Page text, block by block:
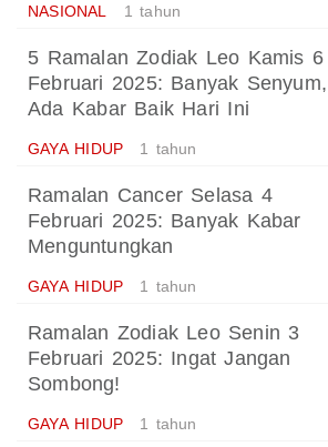
NASIONAL 1 tahun
5 Ramalan Zodiak Leo Kamis 6
Februari 2025: Banyak Senyum,
Ada Kabar Baik Hari Ini
GAYA HIDUP 1 tahun
Ramalan Cancer Selasa 4
Februari 2025: Banyak Kabar
Menguntungkan
GAYA HIDUP 1 tahun
Ramalan Zodiak Leo Senin 3
Februari 2025: Ingat Jangan
Sombong!
GAYA HIDUP 1 tahun